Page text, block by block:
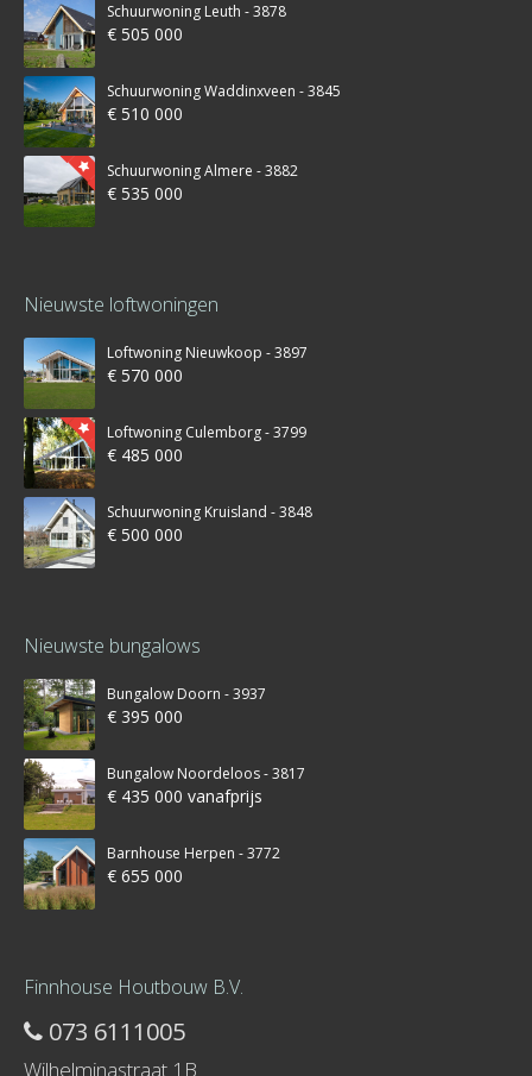
Schuurwoning Leuth - 3878
€ 505 000
Schuurwoning Waddinxveen - 3845
€ 510 000
Schuurwoning Almere - 3882
€ 535 000
Nieuwste loftwoningen
Loftwoning Nieuwkoop - 3897
€ 570 000
Loftwoning Culemborg - 3799
€ 485 000
Schuurwoning Kruisland - 3848
€ 500 000
Nieuwste bungalows
Bungalow Doorn - 3937
€ 395 000
Bungalow Noordeloos - 3817
€ 435 000 vanafprijs
Barnhouse Herpen - 3772
€ 655 000
Finnhouse Houtbouw B.V.
073 6111005
Wilhelminastraat 1B